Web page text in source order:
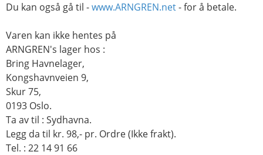
Du kan også gå til -www.ARNGREN.net- for å betale.
Varen kan ikke hentes på
ARNGREN's lager hos :
Bring Havnelager,
Kongshavnveien 9,
Skur 75,
0193 Oslo.
Ta av til : Sydhavna.
Legg da til kr. 98,- pr. Ordre (Ikke frakt).
Tel. : 22 14 91 66